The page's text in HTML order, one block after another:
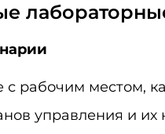
с рабочим местом,
управления и их